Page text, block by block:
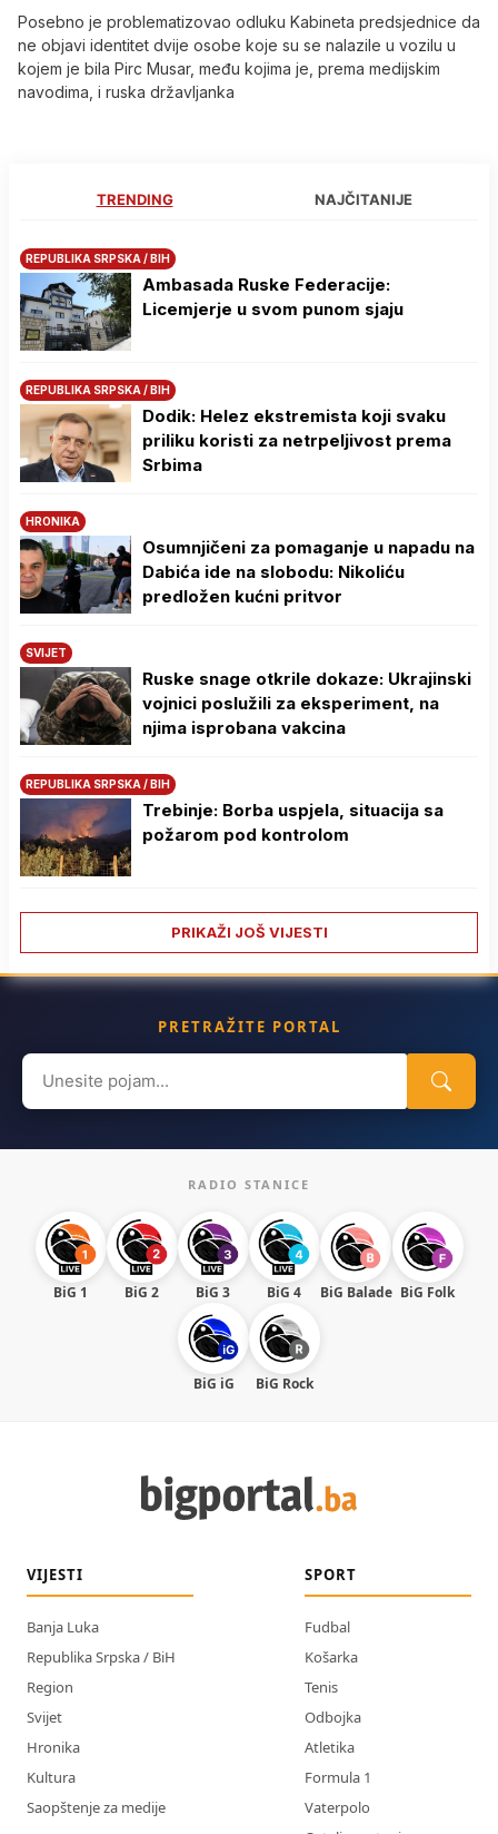
Posebno je problematizovao odluku Kabineta predsjednice da
ne objavi identitet dvije osobe koje su se nalazile u vozilu u
kojem je bila Pirc Musar, među kojima je, prema medijskim
navodima, i ruska državljanka
TRENDING NAJČITANIJE
REPUBLIKA SRPSKA / BIH
Ambasada Ruske Federacije:
Licemjerje u svom punom sjaju
REPUBLIKA SRPSKA / BIH
Dodik: Helez ekstremista koji svaku
priliku koristi za netrpeljivost prema
Srbima
HRONIKA
Osumnjičeni za pomaganje u napadu na
Dabića ide na slobodu: Nikoliću
predložen kućni pritvor
SVIJET
Ruske snage otkrile dokaze: Ukrajinski
vojnici poslužili za eksperiment, na
njima isprobana vakcina
REPUBLIKA SRPSKA / BIH
Trebinje: Borba uspjela, situacija sa
požarom pod kontrolom
PRIKAŽI JOŠ VIJESTI
PRETRAŽITE PORTAL
Search
for:
RADIO STANICE
BiG 1 BiG 2 BiG 3 BiG 4 BiG Balade BiG Folk
BiG iG BiG Rock
VIJESTI
Banja Luka
Republika Srpska / BiH
Region
Svijet
Hronika
Kultura
Saopštenje za medije
SPORT
Fudbal
Košarka
Tenis
Odbojka
Atletika
Formula 1
Vaterpolo